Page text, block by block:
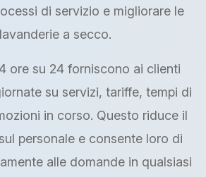
di servizio e migliorare le
a secco.
ore su 24 forniscono ai clienti
su servizi, tariffe, tempi di
in corso. Questo riduce il
personale e consente loro di
alle domande in qualsiasi